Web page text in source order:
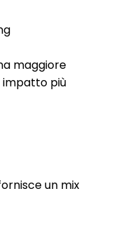
maggiore
impatto più
un mix